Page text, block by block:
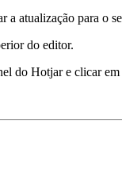
a atualização para o
do editor.
do Hotjar e clicar